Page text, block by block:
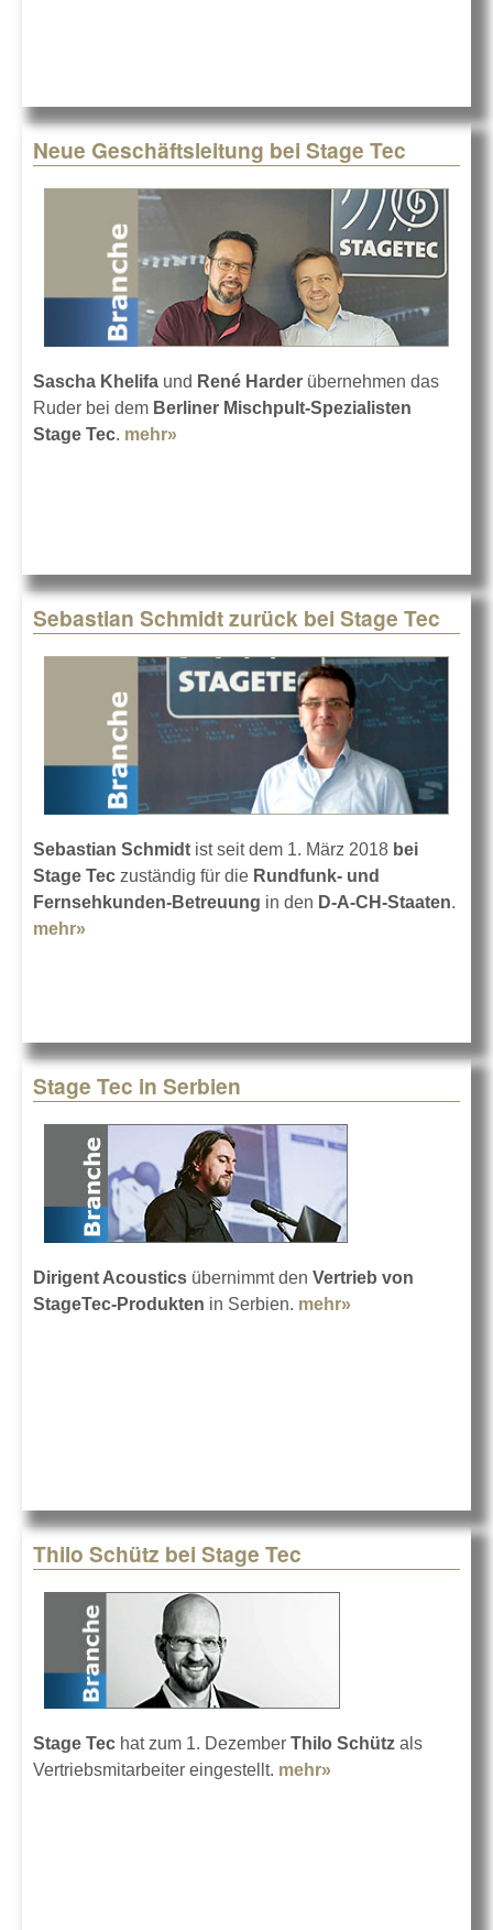
Neue Geschäftsleitung bei Stage Tec
Sascha Khelifa und René Harder übernehmen das
Ruder bei dem Berliner Mischpult-Spezialisten
Stage Tec. mehr»
Sebastian Schmidt zurück bei Stage Tec
Sebastian Schmidt ist seit dem 1. März 2018 bei
Stage Tec zuständig für die Rundfunk- und
Fernsehkunden-Betreuung in den D-A-CH-Staaten.
mehr»
Stage Tec in Serbien
Dirigent Acoustics übernimmt den Vertrieb von
StageTec-Produkten in Serbien. mehr»
Thilo Schütz bei Stage Tec
Stage Tec hat zum 1. Dezember Thilo Schütz als
Vertriebsmitarbeiter eingestellt. mehr»